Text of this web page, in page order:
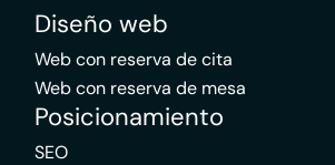
Diseño web
Web con reserva de cita
Web con reserva de mesa
Posicionamiento
SEO